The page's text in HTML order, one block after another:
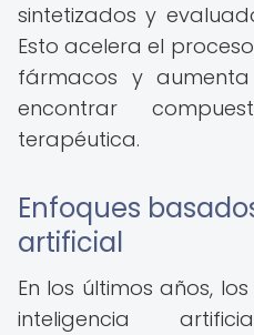
sintetizados y
Esto acelera el
fármacos y
encontrar
terapéutica.
Enfoques
artificial
En los últimos años,
inteligencia